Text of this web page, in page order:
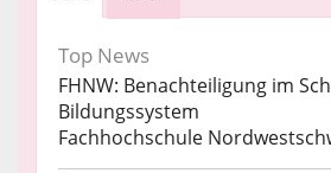
Top News
FHNW: Benachteiligung im
Bildungssystem
Fachhochschule